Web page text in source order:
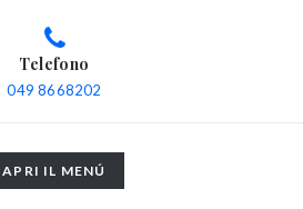
Telefono
049 8668202
TOGGLE
NAVIGATION
APRI IL MENÚ